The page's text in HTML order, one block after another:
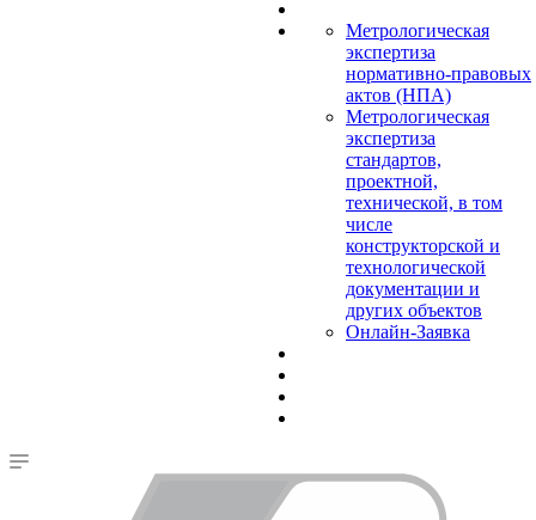
Метрологическая
экспертиза
нормативно-правовых
актов (НПА)
Метрологическая
экспертиза
стандартов,
проектной,
технической, в том
числе
конструкторской и
технологической
документации и
других объектов
Онлайн-Заявка